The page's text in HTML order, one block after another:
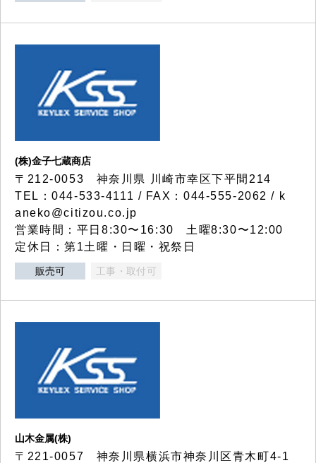
(株)金子七蔵商店
〒212-0053 神奈川県 川崎市幸区下平間214
TEL：044-533-4111 / FAX：044-555-2062 / k
aneko@citizou.co.jp
営業時間：平日8:30〜16:30 土曜8:30〜12:00
定休日：第1土曜・日曜・祝祭日
販売可 工事・取付可
山木金属(株)
〒221-0057 神奈川県横浜市神奈川区青木町4-1